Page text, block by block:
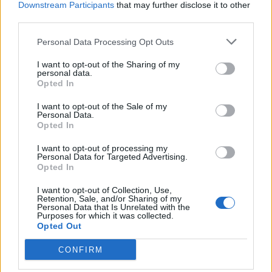
Downstream Participants that may further disclose it to other
Personal Data Processing Opt Outs
I want to opt-out of the Sharing of my
personal data.
Opted In
I want to opt-out of the Sale of my
Personal Data.
Opted In
I want to opt-out of processing my
Personal Data for Targeted Advertising.
Opted In
I want to opt-out of Collection, Use,
Retention, Sale, and/or Sharing of my
Personal Data that Is Unrelated with the
Purposes for which it was collected.
Opted Out
CONFIRM
σωματικής βίας του αφαίρεσαν χρήματα.
Σπάρτης, μπήκαν σε οικία ηλικιωμένης
ημεδαπής και με τη χρήση σωματικής βίας της
αφαίρεσαν χρήματα και κοσμήματα.
• Την 17.10.2013 το πρωί, στη Σπάρτη, με τη
χρήση σωματικής βίας αφαίρεσαν από
ηλικιωμένο ημεδαπό χρήματα και προσωπικά
αντικείμενα.
Η σχηματισθείσα δικογραφία θα υποβληθεί στον
κ. Εισαγγελέα Πλημμελειοδικών Σπάρτης.